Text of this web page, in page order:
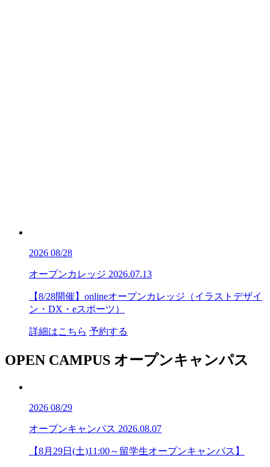
2026 08/28
オープンカレッジ 2026.07.13
【8/28開催】onlineオープンカレッジ（イラストデザイ
ン・DX・eスポーツ）
詳細はこちら 予約する
OPEN CAMPUS オープンキャンパス
2026 08/29
オープンキャンパス 2026.08.07
【8月29日(土)11:00～留学生オープンキャンパス】